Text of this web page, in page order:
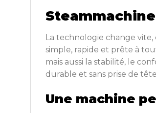
La technologie change
simple, rapide et prête à
mais aussi la stabilité, le
durable et sans prise de
Une machine